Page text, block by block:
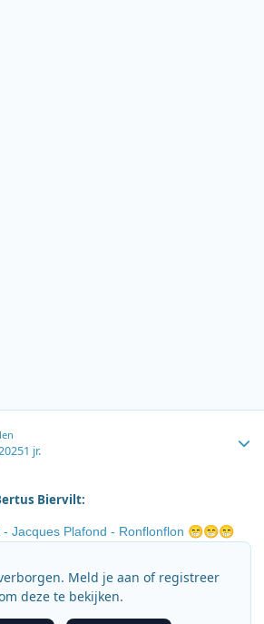
1 jr.
Biervilt:
Jacques Plafond - Ronflonflon 😁😁😁
Meld je aan of registreer
deze te bekijken.